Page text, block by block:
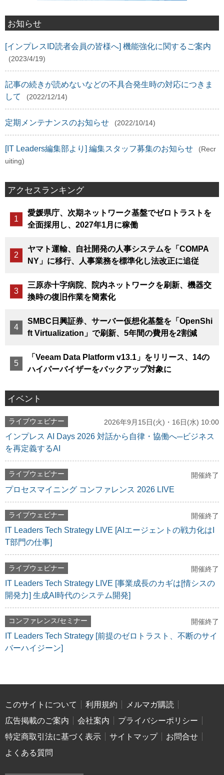
お知らせ
[インプレスID読者会員の皆様へ] 機能強化に関するご案内
(2023/4/19)
記事の続きが読めないなどの不具合発生時の対応につきま
して
(2022/12/14)
定期メンテナンスのお知らせ (2022/10/14)
[IT Leaders編集部より] 編集スタッフ募集のお知らせ
(Recr
uiting)
アクセスランキング
愛媛県庁、次期ネットワーク基盤でゼロトラストを
全面採用し、2027年1月に稼働
ヤマト運輸、自社開発の人事システムを「COMPA
NY」に移行、人事業務を標準化し法改正に追従
三原赤十字病院、院内ネットワークを刷新、機器交
換時の復旧作業を簡素化
SMBC日興証券、サーバー仮想化基盤を「OpenShi
ft Virtualization」で刷新、5年間の費用を2割減
「Veeam Data Platform v13.1」をリリース、14の
ハイパーバイザーをバックアップ対象に
イベント
ライブウェビナー 2026年9月15日(火)・16日(水) 10:00
インプレス AI Days 2026 対話から自律・協働へ─ビジネス
を再定義するAI
ライブウェビナー 開催終了
プロセスマイニング コンファレンス 2026 LIVE
ライブウェビナー 開催終了
IT Leaders Tech Strategy LIVE [AIエージェントの戦力化はI
T部門の仕事]
ライブウェビナー 開催終了
IT Leaders Tech Strategy LIVE [事業成長のカギは[情シスの
開発力] 生成AI時代のシステム開発]
コンファレンス/セミナー 開催終了
IT Leaders Tech Strategy [前提のゼロトラスト、不断のサイ
バーハイジーン]
このサイトについて 利用規約
メルマガ購読
広告掲載のご案内
会社案内
プライバシーポリシー
特定商取引法に基づく表示
サイトマップ
お問合せ
よくある質問